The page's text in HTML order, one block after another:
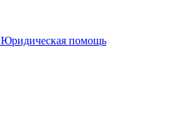
Юридическая помощь